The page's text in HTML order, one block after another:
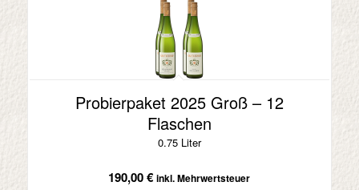
Probierpaket 2025 Groß – 12
Flaschen
0.75 Liter
190,00€ inkl. Mehrwertsteuer